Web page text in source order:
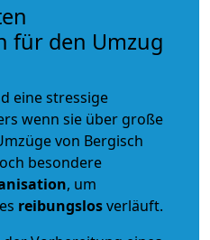
für den Umzug
eine stressige
wenn sie über große
von Bergisch
besondere
, um
reibungslosverläuft.